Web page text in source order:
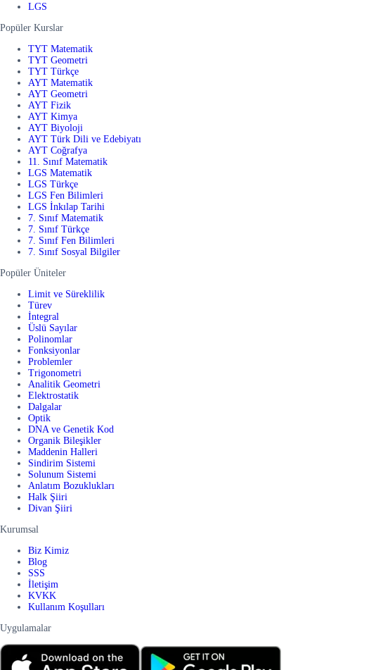
LGS
Popüler Kurslar
TYT Matematik
TYT Geometri
TYT Türkçe
AYT Matematik
AYT Geometri
AYT Fizik
AYT Kimya
AYT Biyoloji
AYT Türk Dili ve Edebiyatı
AYT Coğrafya
11. Sınıf Matematik
LGS Matematik
LGS Türkçe
LGS Fen Bilimleri
LGS İnkılap Tarihi
7. Sınıf Matematik
7. Sınıf Türkçe
7. Sınıf Fen Bilimleri
7. Sınıf Sosyal Bilgiler
Popüler Üniteler
Limit ve Süreklilik
Türev
İntegral
Üslü Sayılar
Polinomlar
Fonksiyonlar
Problemler
Trigonometri
Analitik Geometri
Elektrostatik
Dalgalar
Optik
DNA ve Genetik Kod
Organik Bileşikler
Maddenin Halleri
Sindirim Sistemi
Solunum Sistemi
Anlatım Bozuklukları
Halk Şiiri
Divan Şiiri
Kurumsal
Biz Kimiz
Blog
SSS
İletişim
KVKK
Kullanım Koşulları
Uygulamalar